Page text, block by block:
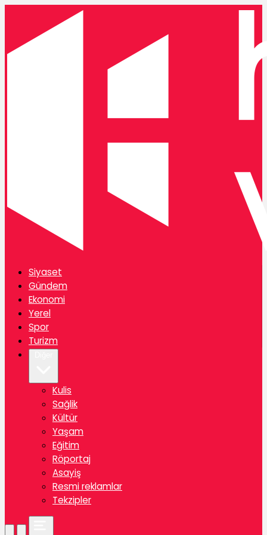
Siyaset
Gündem
Ekonomi
Yerel
Spor
Turizm
Kulis
Sağlik
Kültür
Yaşam
Eğitim
Röportaj
Asayiş
Resmi reklamlar
Tekzipler